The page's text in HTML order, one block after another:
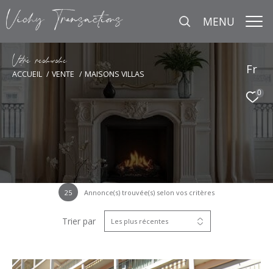
Fr
0
MENU
Vore recece
ACCUEIL VENTE MAISONS VILLAS
25 Annonce(s) trouvée(s) selon vos critères
Trier par Les plus récentes